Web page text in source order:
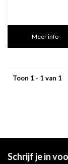
Meer info
Toon 1 - 1 van 1
Schrijf je in